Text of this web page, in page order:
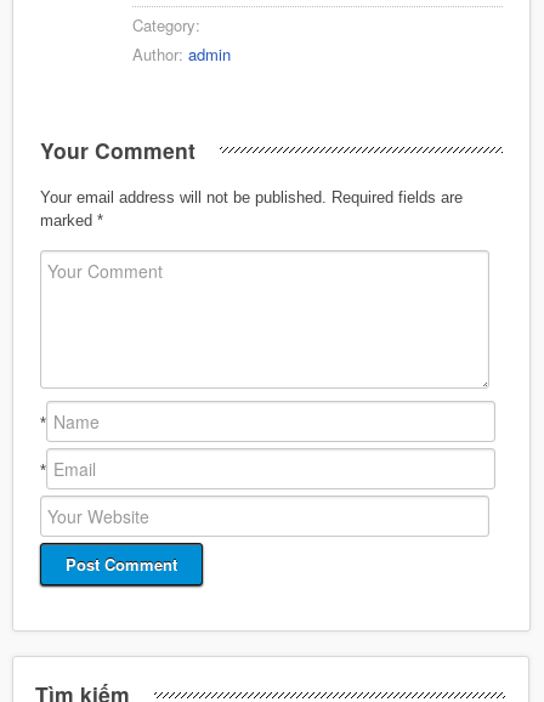
Category:
Author: admin
Your Comment
Your email address will not be published.
Required fields are
marked *
*
*
Tìm kiếm